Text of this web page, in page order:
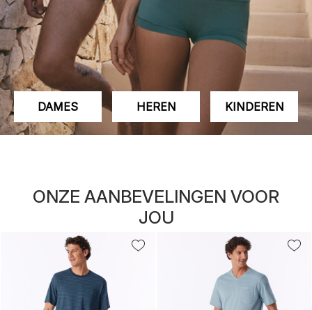
DAMES HEREN KINDEREN
ONZE AANBEVELINGEN VOOR
JOU